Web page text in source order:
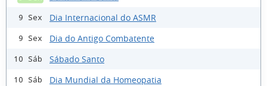
9 Sex Dia Internacional do ASMR
9 Sex Dia do Antigo Combatente
10 Sáb Sábado Santo
10 Sáb Dia Mundial da Homeopatia